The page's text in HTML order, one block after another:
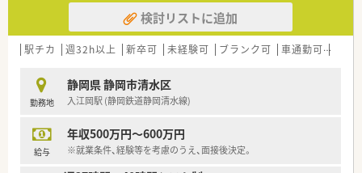
検討リストに追加
駅チカ 週32h以上 新卒可 未経験可 ブランク可 車通勤可
勤務地
静岡県 静岡市清水区
入江岡駅 (静岡鉄道静岡清水線)
給与
年収500万円～600万円
※就業条件、経験等を考慮のうえ、面接後決定。